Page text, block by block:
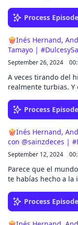
Process Episode
🍿Inés Hernand,
Tamayo |
September 26, 2024
A veces tirando del
realmente turbias. Y
de lo más truculento
pueblo.
Process Episode
🍿Inés Hernand,
con @sainzdeces |
September 12, 2024
Parece que el
te habías hecho a la
tenemos al David
nueva serie, En Fin.
Process Episode